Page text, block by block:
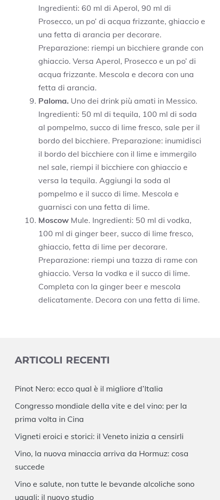
Ingredienti: 60 ml di Aperol, 90 ml di
Prosecco, un po’ di acqua frizzante, ghiaccio e
una fetta di arancia per decorare.
Preparazione: riempi un bicchiere grande con
ghiaccio. Versa Aperol, Prosecco e un po’ di
acqua frizzante. Mescola e decora con una
fetta di arancia.
Paloma. Uno dei drink più amati in Messico.
Ingredienti: 50 ml di tequila, 100 ml di soda
al pompelmo, succo di lime fresco, sale per il
bordo del bicchiere. Preparazione: inumidisci
il bordo del bicchiere con il lime e immergilo
nel sale, riempi il bicchiere con ghiaccio e
versa la tequila. Aggiungi la soda al
pompelmo e il succo di lime. Mescola e
guarnisci con una fetta di lime.
Moscow Mule. Ingredienti: 50 ml di vodka,
100 ml di ginger beer, succo di lime fresco,
ghiaccio, fetta di lime per decorare.
Preparazione: riempi una tazza di rame con
ghiaccio. Versa la vodka e il succo di lime.
Completa con la ginger beer e mescola
delicatamente. Decora con una fetta di lime.
ARTICOLI RECENTI
Pinot Nero: ecco qual è il migliore d’Italia
Congresso mondiale della vite e del vino: per la
prima volta in Cina
Vigneti eroici e storici: il Veneto inizia a censirli
Vino, la nuova minaccia arriva da Hormuz: cosa
succede
Vino e salute, non tutte le bevande alcoliche sono
uguali: il nuovo studio